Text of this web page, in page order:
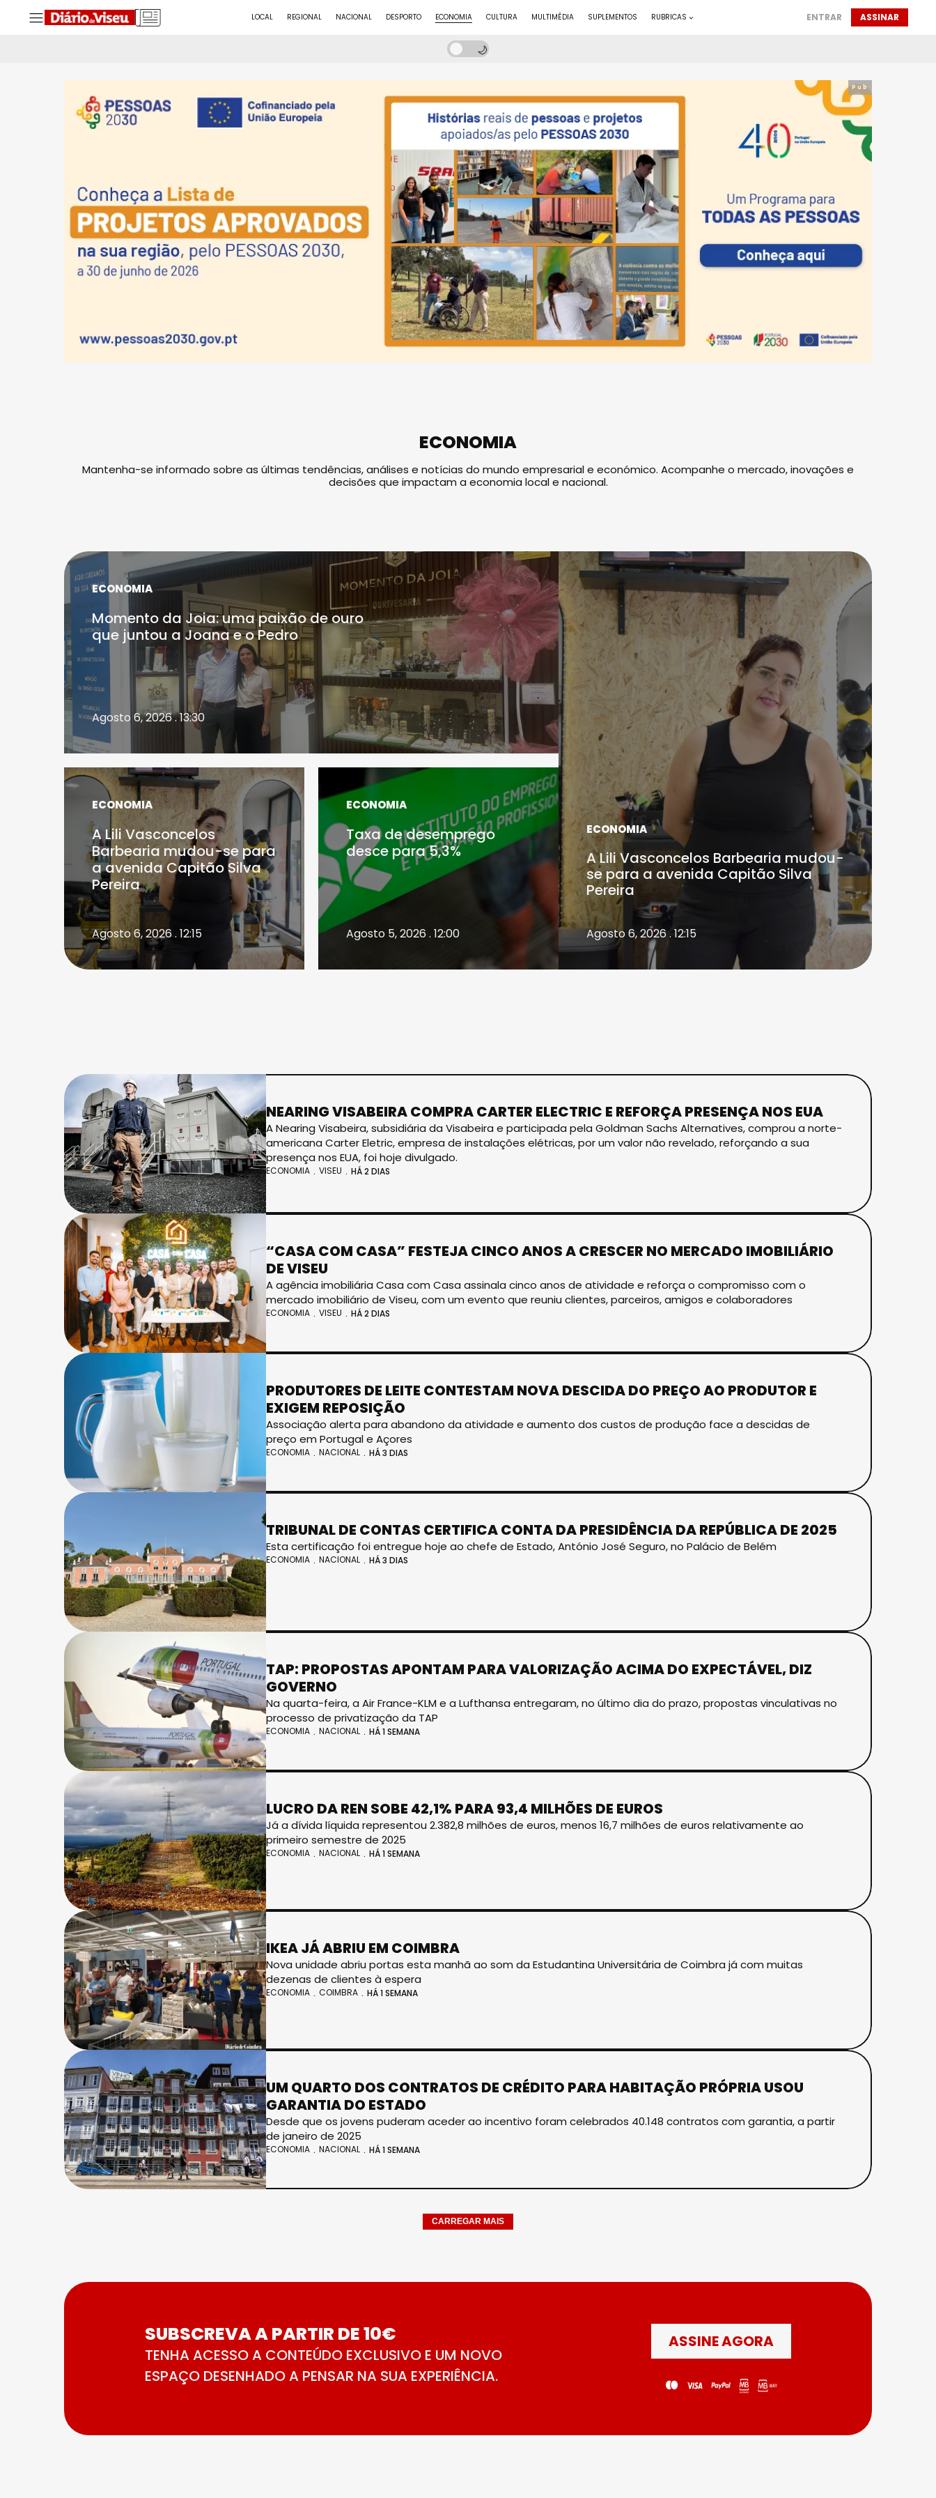
LOCAL REGIONAL NACIONAL DESPORTO ECONOMIA CULTURA MULTIMÉDIA SUPLEMENTOS RUBRICAS ENTRAR ASSINAR
Pub
ECONOMIA
Mantenha-se informado sobre as últimas tendências, análises e notícias do mundo empresarial e económico. Acompanhe o mercado, inovações e
decisões que impactam a economia local e nacional.
ECONOMIA
Momento da Joia: uma paixão de ouro
que juntou a Joana e o Pedro
Agosto 6, 2026 . 13:30
ECONOMIA
A Lili Vasconcelos
Barbearia mudou-se para
a avenida Capitão Silva
Pereira
Agosto 6, 2026 . 12:15
ECONOMIA
Taxa de desemprego
desce para 5,3%
Agosto 5, 2026 . 12:00
ECONOMIA
A Lili Vasconcelos Barbearia mudou-
se para a avenida Capitão Silva
Pereira
Agosto 6, 2026 . 12:15
NEARING VISABEIRA COMPRA CARTER ELECTRIC E REFORÇA PRESENÇA NOS EUA
A Nearing Visabeira, subsidiária da Visabeira e participada pela Goldman Sachs Alternatives, comprou a norte-
americana Carter Eletric, empresa de instalações elétricas, por um valor não revelado, reforçando a sua
presença nos EUA, foi hoje divulgado.
ECONOMIA VISEU HÁ 2 DIAS
“CASA COM CASA” FESTEJA CINCO ANOS A CRESCER NO MERCADO IMOBILIÁRIO
DE VISEU
A agência imobiliária Casa com Casa assinala cinco anos de atividade e reforça o compromisso com o
mercado imobiliário de Viseu, com um evento que reuniu clientes, parceiros, amigos e colaboradores
ECONOMIA VISEU HÁ 2 DIAS
PRODUTORES DE LEITE CONTESTAM NOVA DESCIDA DO PREÇO AO PRODUTOR E
EXIGEM REPOSIÇÃO
Associação alerta para abandono da atividade e aumento dos custos de produção face a descidas de
preço em Portugal e Açores
ECONOMIA NACIONAL HÁ 3 DIAS
TRIBUNAL DE CONTAS CERTIFICA CONTA DA PRESIDÊNCIA DA REPÚBLICA DE 2025
Esta certificação foi entregue hoje ao chefe de Estado, António José Seguro, no Palácio de Belém
ECONOMIA NACIONAL HÁ 3 DIAS
TAP: PROPOSTAS APONTAM PARA VALORIZAÇÃO ACIMA DO EXPECTÁVEL, DIZ
GOVERNO
Na quarta-feira, a Air France-KLM e a Lufthansa entregaram, no último dia do prazo, propostas vinculativas no
processo de privatização da TAP
ECONOMIA NACIONAL HÁ 1 SEMANA
LUCRO DA REN SOBE 42,1% PARA 93,4 MILHÕES DE EUROS
Já a dívida líquida representou 2.382,8 milhões de euros, menos 16,7 milhões de euros relativamente ao
primeiro semestre de 2025
ECONOMIA NACIONAL HÁ 1 SEMANA
IKEA JÁ ABRIU EM COIMBRA
Nova unidade abriu portas esta manhã ao som da Estudantina Universitária de Coimbra já com muitas
dezenas de clientes à espera
ECONOMIA COIMBRA HÁ 1 SEMANA
UM QUARTO DOS CONTRATOS DE CRÉDITO PARA HABITAÇÃO PRÓPRIA USOU
GARANTIA DO ESTADO
Desde que os jovens puderam aceder ao incentivo foram celebrados 40.148 contratos com garantia, a partir
de janeiro de 2025
ECONOMIA NACIONAL HÁ 1 SEMANA
CARREGAR MAIS
SUBSCREVA A PARTIR DE 10€
TENHA ACESSO A CONTEÚDO EXCLUSIVO E UM NOVO
ESPAÇO DESENHADO A PENSAR NA SUA EXPERIÊNCIA.
ASSINE AGORA